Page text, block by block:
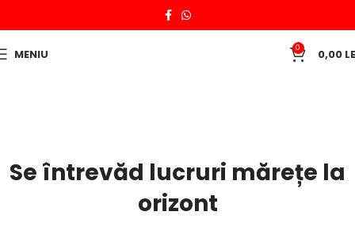
MENIU 0 0,00
Se întrevăd lucruri mărețe la
orizont